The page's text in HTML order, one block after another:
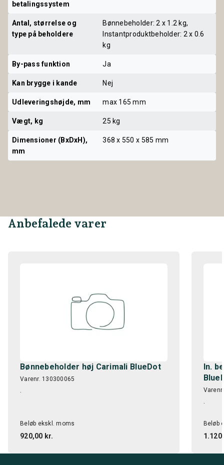
betalingssystem
Antal, størrelse og
type på beholdere
Bønnebeholder: 2 x 1.2 kg,
Instantproduktbeholder: 2 x 0.6
kg
By-pass funktion Ja
Kan brygge i kande Nej
Udleveringshøjde, mm max 165 mm
Vægt, kg 25 kg
Dimensioner (BxDxH),
mm
368 x 550 x 585 mm
Anbefalede varer
Bønnebeholder høj Carimali BlueDot
Varenr. 130300065
.
Beløb ekskl. moms
920,00 kr.
In.
.
Beløb